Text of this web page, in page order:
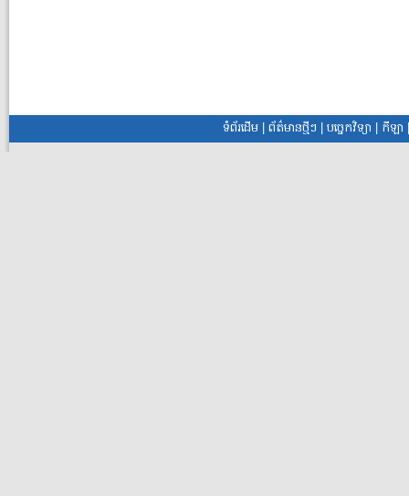
ទំព័រដើម |ព័ត៌មានថ្មីៗ |បច្ចេកវិទ្យា កីឡា